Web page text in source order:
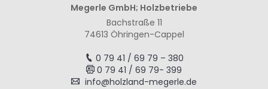
Megerle GmbH; Holzbetriebe
Bachstraße 11
74613 Öhringen-Cappel
0 79 41 / 69 79 – 380
0 79 41 / 69 79- 399
info@holzland-megerle.de